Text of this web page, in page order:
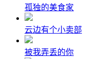
孤独的美食家
云边有个小卖部
被我弄丢的你